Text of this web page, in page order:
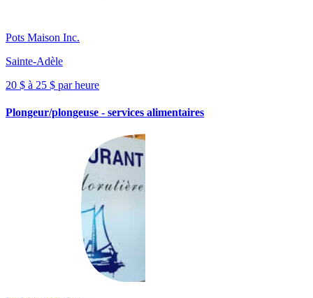
Pots Maison Inc.
Sainte-Adèle
20 $ à 25 $ par heure
Plongeur/plongeuse - services alimentaires